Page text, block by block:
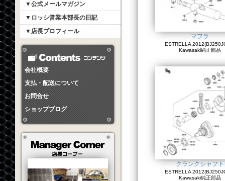
▼公式メールマガジン
▼ロッシ営業本部長の日記
▼店長プロフィール
会社概要
支払・配送について
お問合せ
ショップブログ
マフラ
ESTRELLA
Kawasaki純正部品
クランクシャフト
ESTRELLA
Kawasaki純正部品